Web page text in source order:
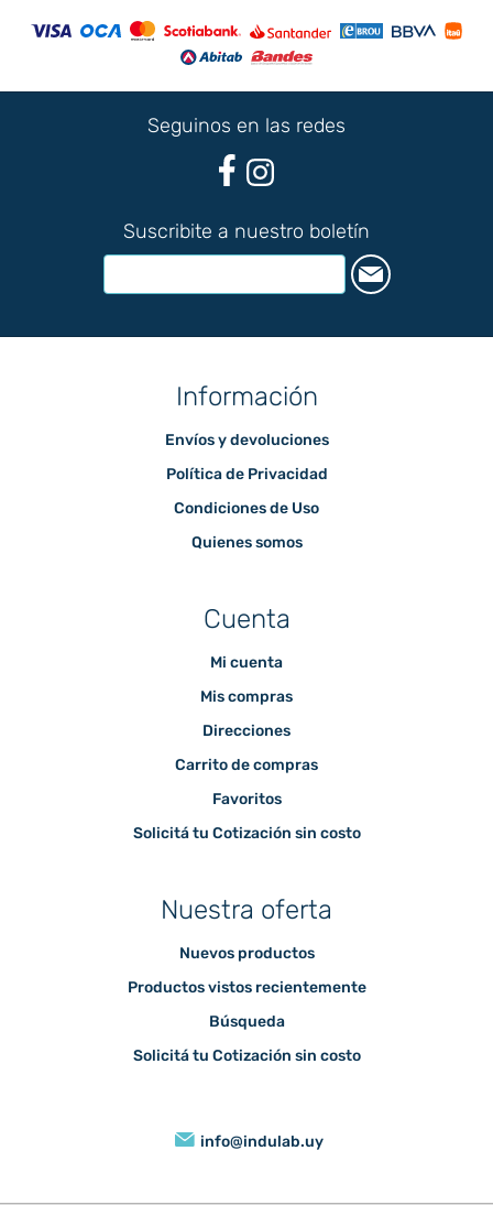
Seguinos en las redes
Suscribite a nuestro boletín
Información
Envíos y devoluciones
Política de Privacidad
Condiciones de Uso
Quienes somos
Cuenta
Mi cuenta
Mis compras
Direcciones
Carrito de compras
Favoritos
Solicitá tu Cotización sin costo
Nuestra oferta
Nuevos productos
Productos vistos recientemente
Búsqueda
Solicitá tu Cotización sin costo
info@indulab.uy